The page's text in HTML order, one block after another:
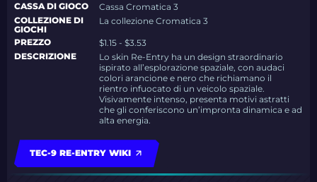
CASSA DI GIOCO
Cassa Cromatica 3
COLLEZIONE DI
GIOCHI
La collezione Cromatica 3
PREZZO
$1.15 - $3.53
DESCRIZIONE
Lo skin Re-Entry ha un design straordinario
ispirato all’esplorazione spaziale, con audaci
colori arancione e nero che richiamano il
rientro infuocato di un veicolo spaziale.
Visivamente intenso, presenta motivi astratti
che gli conferiscono un’impronta dinamica e ad
alta energia.
TEC-9 RE-ENTRY WIKI